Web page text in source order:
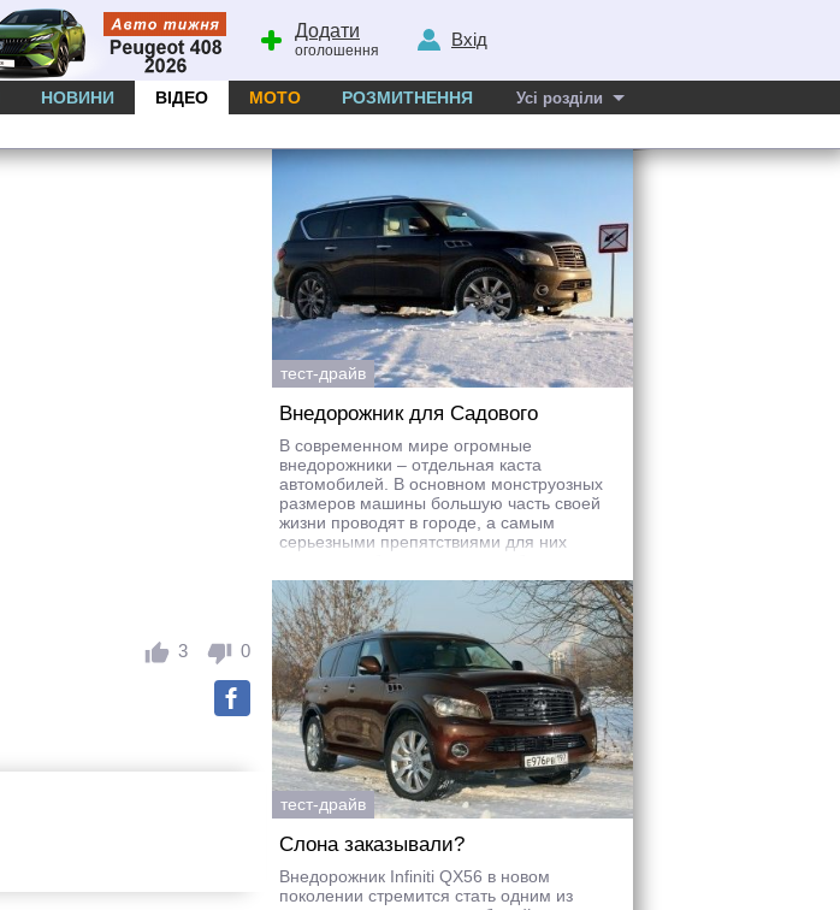
Додати
оголошення
Вхід
НОВИНИ ВІДЕО МОТО РОЗМИТНЕННЯ Усі розділи
3 0
тест-драйв
Внедорожник для Садового
В современном мире огромные
внедорожники – отдельная каста
автомобилей. В основном монструозных
размеров машины большую часть своей
жизни проводят в городе, а самым
серьезными препятствиями для них
тест-драйв
Слона заказывали?
Внедорожник Infiniti QX56 в новом
поколении стремится стать одним из